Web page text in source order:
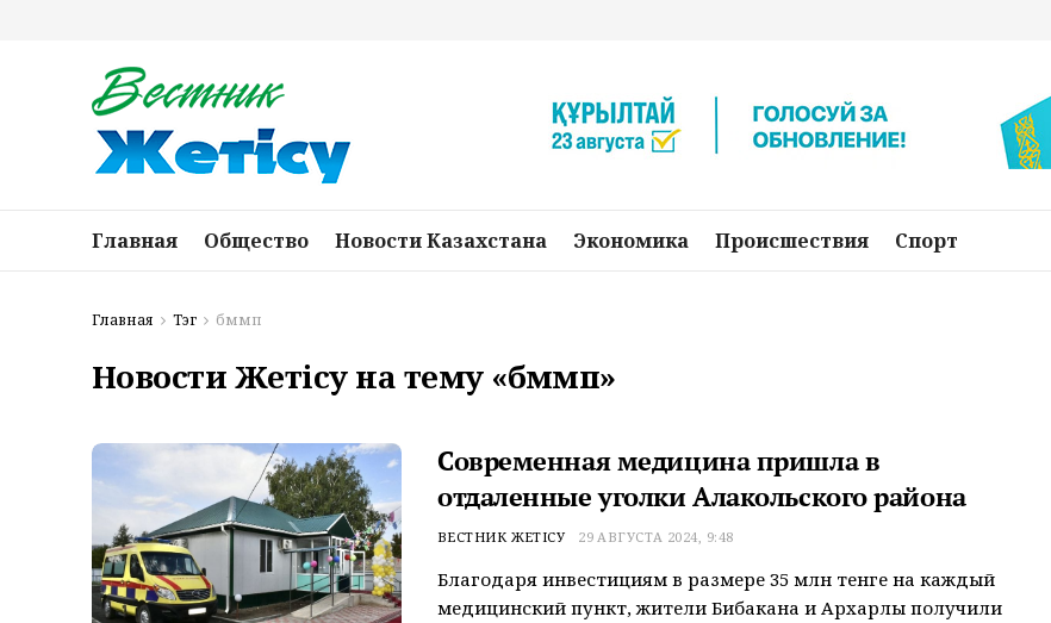
Главная Общество Новости Казахстана Экономика Происшествия Спорт
Главная Тэг бммп
Новости Жетісу на тему «бммп»
Современная медицина пришла в
отдаленные уголки Алакольского района
ВЕСТНИК ЖЕТІСУ 29 АВГУСТА 2024, 9:48
Благодаря инвестициям в размере 35 млн тенге на каждый
медицинский пункт, жители Бибакана и Архарлы получили